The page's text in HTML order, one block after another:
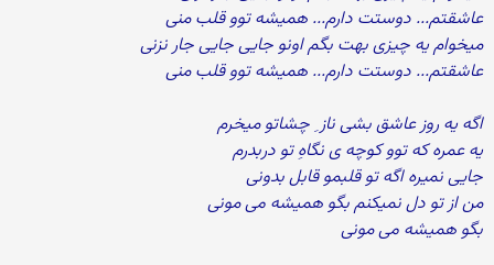
عاشقتم... دوستت دارم... همیشه توو قلب منی
میخوام یه چیزی بهت بگم اونو جایی جایی جار نزنی
عاشقتم... دوستت دارم... همیشه توو قلب منی
اگه یه روز عاشق بشی ناز ِ چشاتو میخرم
یه عمره که توو کوچه ی نگاهِ تو دربدرم
جایی نمیره اگه تو قلبمو قابل بدونی
من از تو دل نمیکنم بگو همیشه می مونی
بگو همیشه می مونی